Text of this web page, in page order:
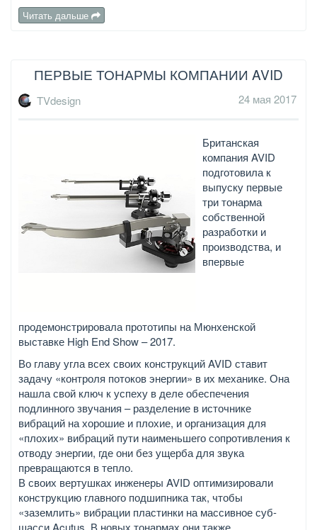
Читать дальше
ПЕРВЫЕ ТОНАРМЫ КОМПАНИИ AVID
TVdesign 24 мая 2017
Британская
компания AVID
подготовила к
выпуску первые
три тонарма
собственной
разработки и
производства, и
впервые
продемонстрировала прототипы на Мюнхенской
выставке High End Show – 2017.
Во главу угла всех своих конструкций AVID ставит
задачу «контроля потоков энергии» в их механике. Она
нашла свой ключ к успеху в деле обеспечения
подлинного звучания – разделение в источнике
вибраций на хорошие и плохие, и организация для
«плохих» вибраций пути наименьшего сопротивления к
отводу энергии, где они без ущерба для звука
превращаются в тепло.
В своих вертушках инженеры AVID оптимизировали
конструкцию главного подшипника так, чтобы
«заземлить» вибрации пластинки на массивное суб-
шасси Acutus. В новых тонармах они также